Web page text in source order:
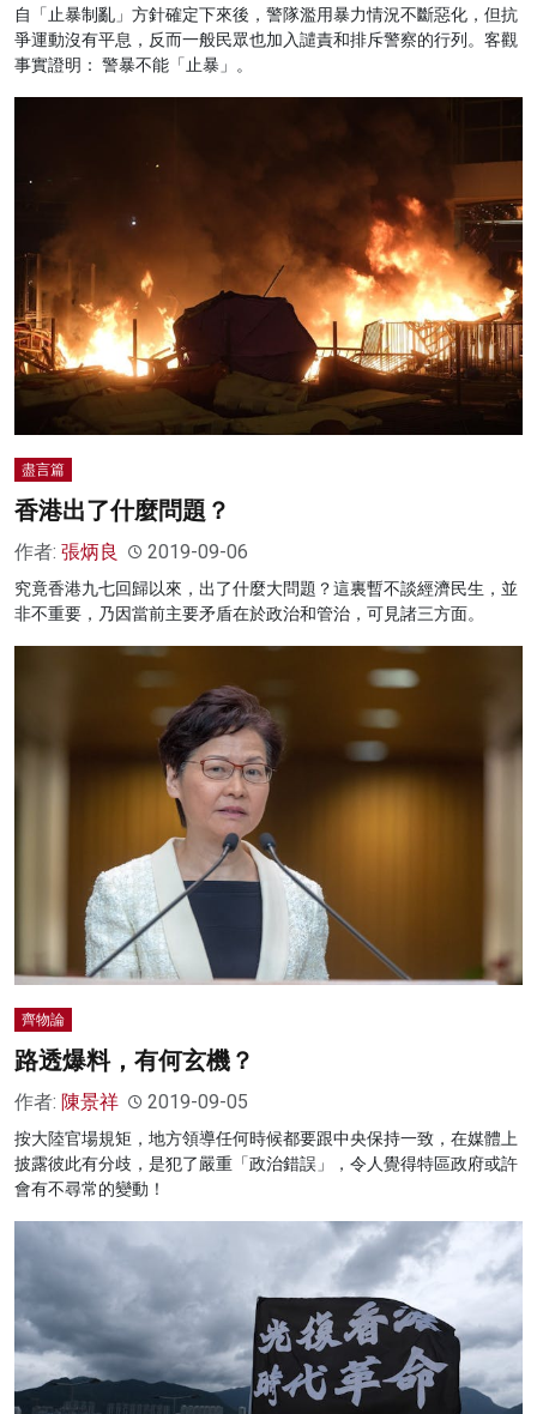
自「止暴制亂」方針確定下來後，警隊濫用暴力情況不斷惡化，但抗
爭運動沒有平息，反而一般民眾也加入譴責和排斥警察的行列。客觀
事實證明： 警暴不能「止暴」。
盡言篇
香港出了什麼問題？
作者: 張炳良 2019-09-06
究竟香港九七回歸以來，出了什麼大問題？這裏暫不談經濟民生，並
非不重要，乃因當前主要矛盾在於政治和管治，可見諸三方面。
齊物論
路透爆料，有何玄機？
作者: 陳景祥 2019-09-05
按大陸官場規矩，地方領導任何時候都要跟中央保持一致，在媒體上
披露彼此有分歧，是犯了嚴重「政治錯誤」，令人覺得特區政府或許
會有不尋常的變動！